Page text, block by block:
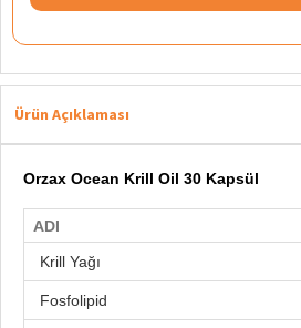
Ürün Açıklaması
Orzax Ocean Krill Oil 30 Kapsül
ADI
Krill Yağı
Fosfolipid